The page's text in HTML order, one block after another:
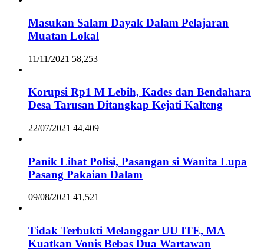
Masukan Salam Dayak Dalam Pelajaran
Muatan Lokal
11/11/2021 58,253
Korupsi Rp1 M Lebih, Kades dan Bendahara
Desa Tarusan Ditangkap Kejati Kalteng
22/07/2021 44,409
Panik Lihat Polisi, Pasangan si Wanita Lupa
Pasang Pakaian Dalam
09/08/2021 41,521
Tidak Terbukti Melanggar UU ITE, MA
Kuatkan Vonis Bebas Dua Wartawan